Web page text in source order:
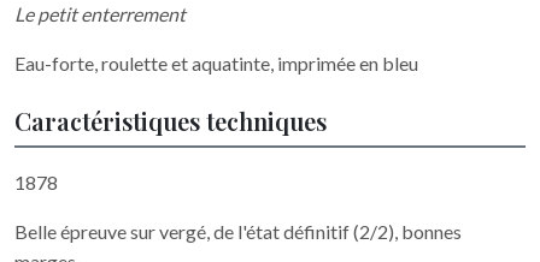
Le petit enterrement
Eau-forte, roulette et aquatinte, imprimée en bleu
Caractéristiques techniques
1878
Belle épreuve sur vergé, de l'état définitif (2/2), bonnes